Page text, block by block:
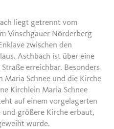
liegt getrennt vom
Vinschgauer Nörderberg
zwischen den
Aschbach ist über eine
erreichbar. Besonders
Maria Schnee und die Kirche
Kirchlein Maria Schnee
auf einem vorgelagerten
und größere Kirche erbaut,
wurde.